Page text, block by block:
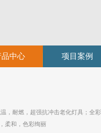
品中心 项目案例
，耐燃，超强抗冲击老化灯具；全彩
柔和，色彩绚丽